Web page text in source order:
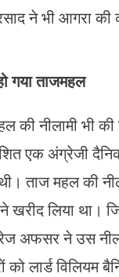
ने भी आगरा
गया ताजमहल
की नीलामी भी
एक अंग्रेजी
ताज महल की
लिया था।
अफसर ने उस
को लार्ड विलियम